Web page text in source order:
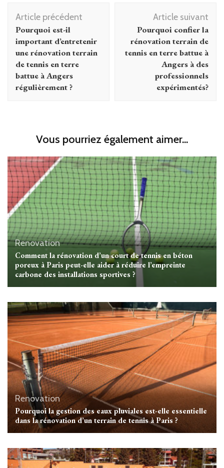
Navigation
d'article
Article précédent
Pourquoi est-il
important d’entretenir
une rénovation terrain
de tennis en terre
battue à Angers
régulièrement ?
Article suivant
Pourquoi confier la
rénovation terrain de
tennis en terre battue à
Angers à des
professionnels
expérimentés?
Vous pourriez également aimer...
Renovation
Comment la rénovation d’un court de tennis en béton
poreux à Paris peut-elle aider à réduire l’empreinte
carbone des installations sportives ?
Renovation
Pourquoi la gestion des eaux pluviales est-elle essentielle
dans la rénovation d’un terrain de tennis à Paris ?